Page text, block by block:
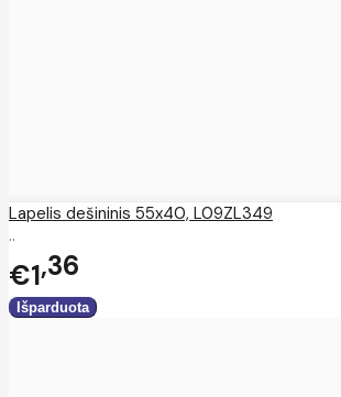
Lapelis dešininis 55x40, L09ZL349
..
€1 36